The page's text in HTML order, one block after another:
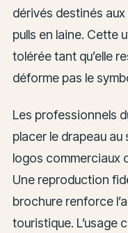
dérivés destinés
pulls en laine. Cette
tolérée tant qu’elle
déforme pas le
Les professionnels
placer le drapeau
logos commerciaux
Une reproduction
brochure renforce
touristique. L’usage